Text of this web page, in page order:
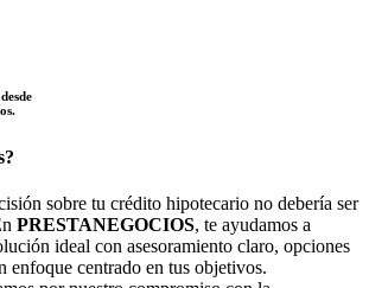
sobre tu crédito hipotecario no debería ser
PRESTANEGOCIOS, te ayudamos a
ideal con asesoramiento claro, opciones
enfoque centrado en tus objetivos.